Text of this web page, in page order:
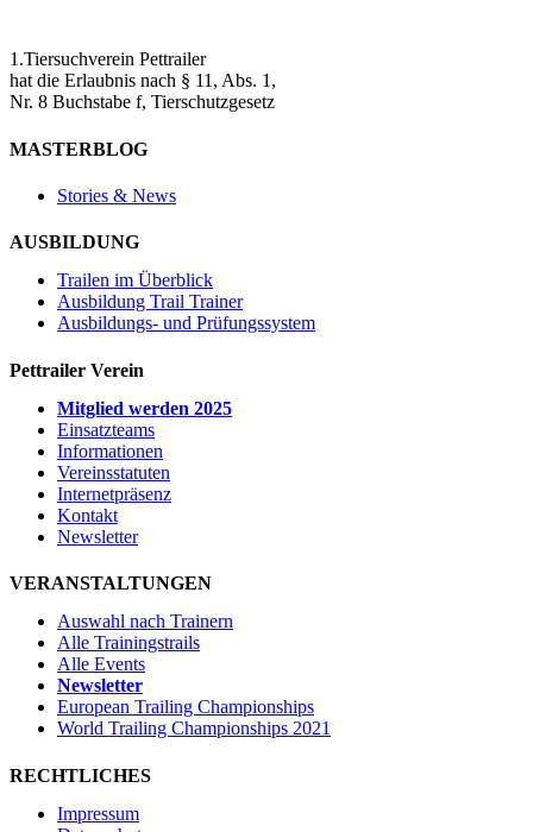
1.Tiersuchverein Pettrailer
hat die Erlaubnis nach § 11, Abs. 1,
Nr. 8 Buchstabe f, Tierschutzgesetz
MASTERBLOG
Stories & News
AUSBILDUNG
Trailen im Überblick
Ausbildung Trail Trainer
Ausbildungs- und Prüfungssystem
Pettrailer Verein
Mitglied werden 2025
Einsatzteams
Informationen
Vereinsstatuten
Internetpräsenz
Kontakt
Newsletter
VERANSTALTUNGEN
Auswahl nach Trainern
Alle Trainingstrails
Alle Events
Newsletter
European Trailing Championships
World Trailing Championships 2021
RECHTLICHES
Impressum